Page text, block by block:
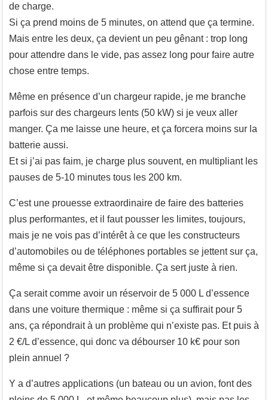
de charge.
Si ça prend moins de 5 minutes, on attend que ça termine.
Mais entre les deux, ça devient un peu gênant : trop long
pour attendre dans le vide, pas assez long pour faire autre
chose entre temps.
Même en présence d’un chargeur rapide, je me branche
parfois sur des chargeurs lents (50 kW) si je veux aller
manger. Ça me laisse une heure, et ça forcera moins sur la
batterie aussi.
Et si j’ai pas faim, je charge plus souvent, en multipliant les
pauses de 5-10 minutes tous les 200 km.
C’est une prouesse extraordinaire de faire des batteries
plus performantes, et il faut pousser les limites, toujours,
mais je ne vois pas d’intérêt à ce que les constructeurs
d’automobiles ou de téléphones portables se jettent sur ça,
même si ça devait être disponible. Ça sert juste à rien.
Ça serait comme avoir un réservoir de 5 000 L d’essence
dans une voiture thermique : même si ça suffirait pour 5
ans, ça répondrait à un problème qui n’existe pas. Et puis à
2 €/L d’essence, qui donc va débourser 10 k€ pour son
plein annuel ?
Y a d’autres applications (un bateau ou un avion, font des